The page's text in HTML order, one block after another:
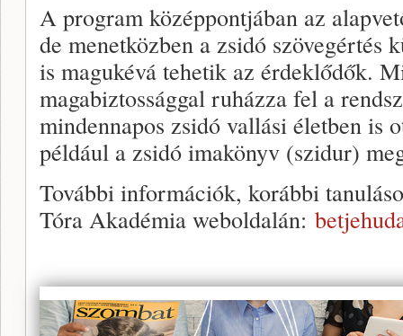
A program középpontjában az
de menetközben a zsidó szövegértés
is magukévá tehetik az érdeklődők.
magabiztossággal ruházza fel a
mindennapos zsidó vallási életben is
például a zsidó imakönyv (szidur)
További információk, korábbi
Tóra Akadémia weboldalán: